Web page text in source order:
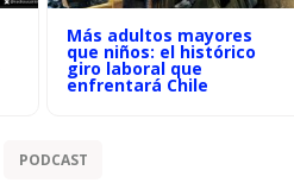
Más adultos mayores
que niños: el histórico
giro laboral que
enfrentará Chile
PODCAST